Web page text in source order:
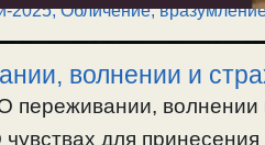
2025,Обличение,
волнении и
переживании,
для